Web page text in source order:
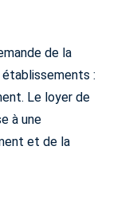
de la
:
Le loyer de
à une
et de la